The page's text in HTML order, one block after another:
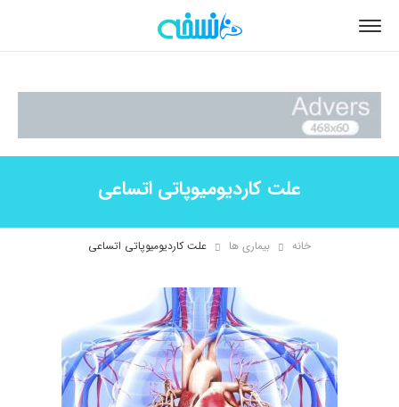
علت کاردیومیوپاتی اتساعی
خانه بیماری ها علت کاردیومیوپاتی اتساعی